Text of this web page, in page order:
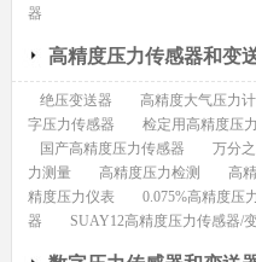
器
高精度压力传感器和变
绝压变送器 高精度大气压力计
字压力传感器
检定用高精度压
国产高精度压力传感器
万分
力测量
高精度压力检测 高
精度压力仪表
0.075%高精度压
器
SUAY12高精度压力传感器/